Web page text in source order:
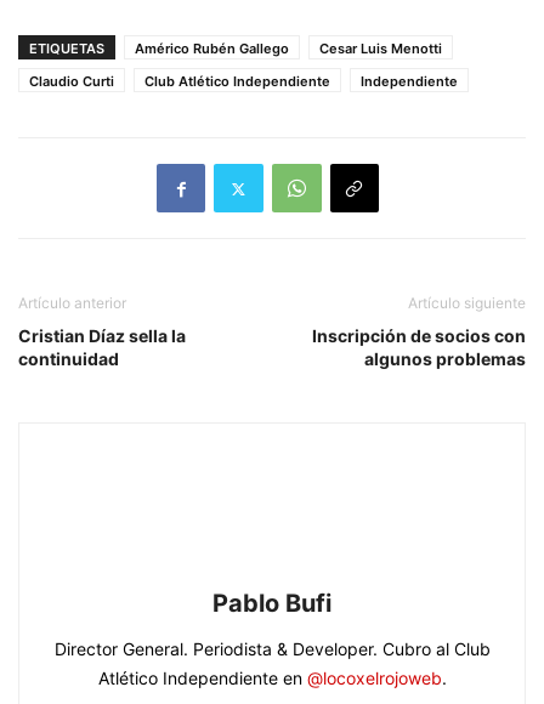
ETIQUETAS Américo Rubén Gallego
Cesar Luis Menotti
Claudio Curti
Club Atlético Independiente Independiente
Artículo anterior
Cristian Díaz sella la
continuidad
Artículo siguiente
Inscripción de socios con
algunos problemas
Pablo Bufi
Director General. Periodista & Developer. Cubro al Club
Atlético Independiente en @locoxelrojoweb.